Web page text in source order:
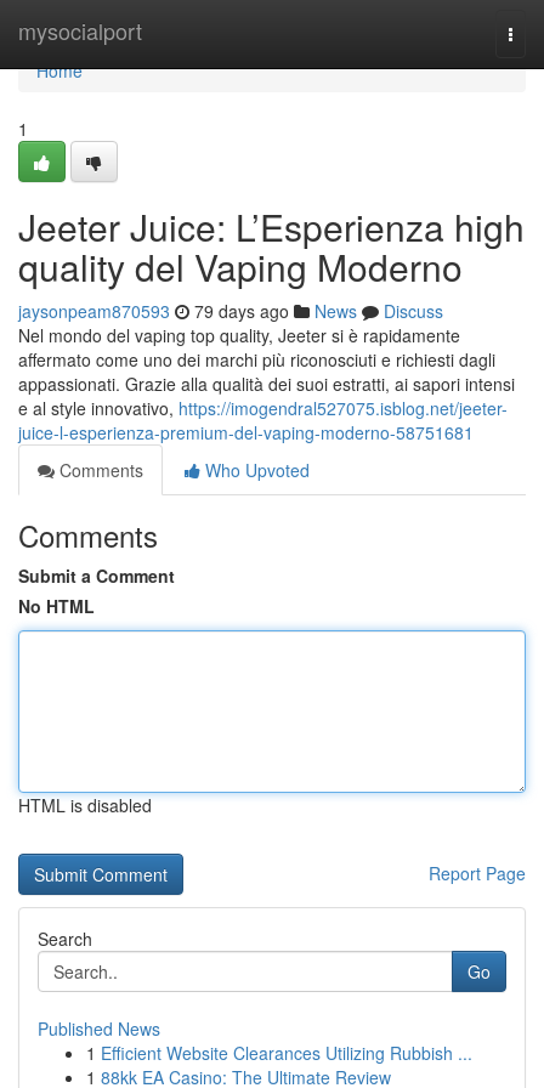
mysocialport
Home
Home
1
Jeeter Juice: L’Esperienza high
quality del Vaping Moderno
jaysonpeam870593 79 days ago News
Discuss
Nel mondo del vaping top quality, Jeeter si è rapidamente
affermato come uno dei marchi più riconosciuti e richiesti dagli
appassionati. Grazie alla qualità dei suoi estratti, ai sapori intensi
e al style innovativo, https://imogendral527075.isblog.net/jeeter-
juice-l-esperienza-premium-del-vaping-moderno-58751681
Comments
Who Upvoted
Comments
Submit a Comment
No HTML
HTML is disabled
Report Page
Search
Go
Published News
1 Efficient Website Clearances Utilizing Rubbish ...
1 88kk EA Casino: The Ultimate Review